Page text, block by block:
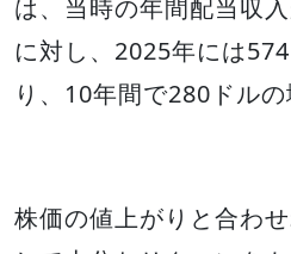
は、当時の年間配当収
に対し、2025年には
り、10年間で280ドルの
株価の値上がりと合わ